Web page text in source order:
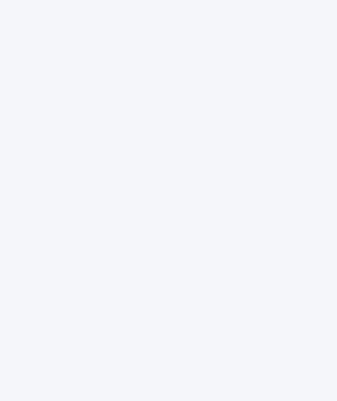
شده است. با این حال،
و جی پی مورگان بود. این کاهش